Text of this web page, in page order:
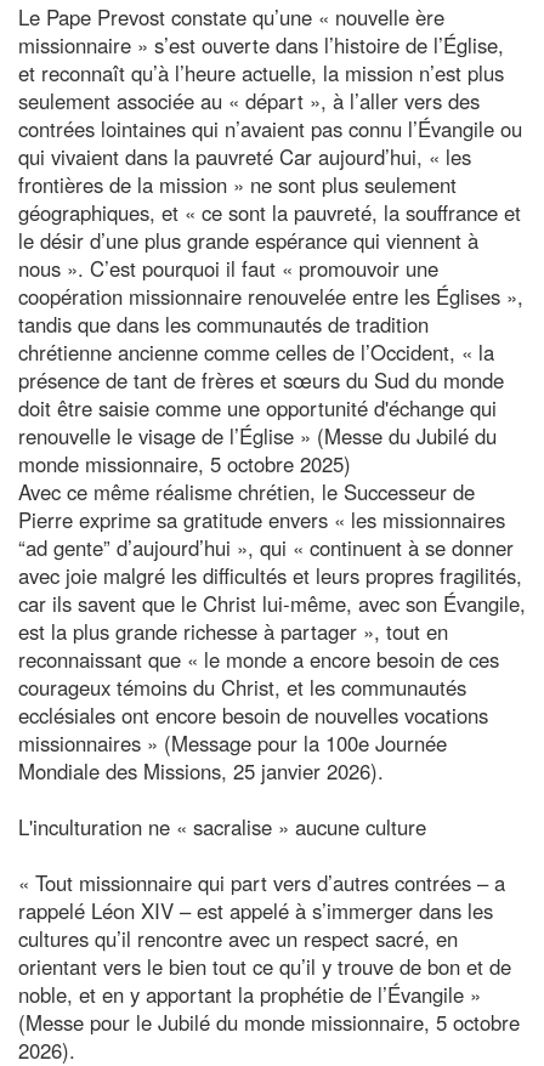
Le Pape Prevost constate qu’une « nouvelle ère
missionnaire » s’est ouverte dans l’histoire de l’Église,
et reconnaît qu’à l’heure actuelle, la mission n’est plus
seulement associée au « départ », à l’aller vers des
contrées lointaines qui n’avaient pas connu l’Évangile ou
qui vivaient dans la pauvreté Car aujourd’hui, « les
frontières de la mission » ne sont plus seulement
géographiques, et « ce sont la pauvreté, la souffrance et
le désir d’une plus grande espérance qui viennent à
nous ». C’est pourquoi il faut « promouvoir une
coopération missionnaire renouvelée entre les Églises »,
tandis que dans les communautés de tradition
chrétienne ancienne comme celles de l’Occident, « la
présence de tant de frères et sœurs du Sud du monde
doit être saisie comme une opportunité d'échange qui
renouvelle le visage de l’Église » (Messe du Jubilé du
monde missionnaire, 5 octobre 2025)
Avec ce même réalisme chrétien, le Successeur de
Pierre exprime sa gratitude envers « les missionnaires
“ad gente” d’aujourd’hui », qui « continuent à se donner
avec joie malgré les difficultés et leurs propres fragilités,
car ils savent que le Christ lui-même, avec son Évangile,
est la plus grande richesse à partager », tout en
reconnaissant que « le monde a encore besoin de ces
courageux témoins du Christ, et les communautés
ecclésiales ont encore besoin de nouvelles vocations
missionnaires » (Message pour la 100e Journée
Mondiale des Missions, 25 janvier 2026).
L'inculturation ne « sacralise » aucune culture
« Tout missionnaire qui part vers d’autres contrées – a
rappelé Léon XIV – est appelé à s’immerger dans les
cultures qu’il rencontre avec un respect sacré, en
orientant vers le bien tout ce qu’il y trouve de bon et de
noble, et en y apportant la prophétie de l’Évangile »
(Messe pour le Jubilé du monde missionnaire, 5 octobre
2026).